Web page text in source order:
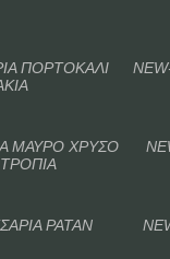
ΠΟΡΤΟΚΑΛΙ
ΜΑΥΡΟ ΧΡΥΣΟ
ΡΑΤΑΝ